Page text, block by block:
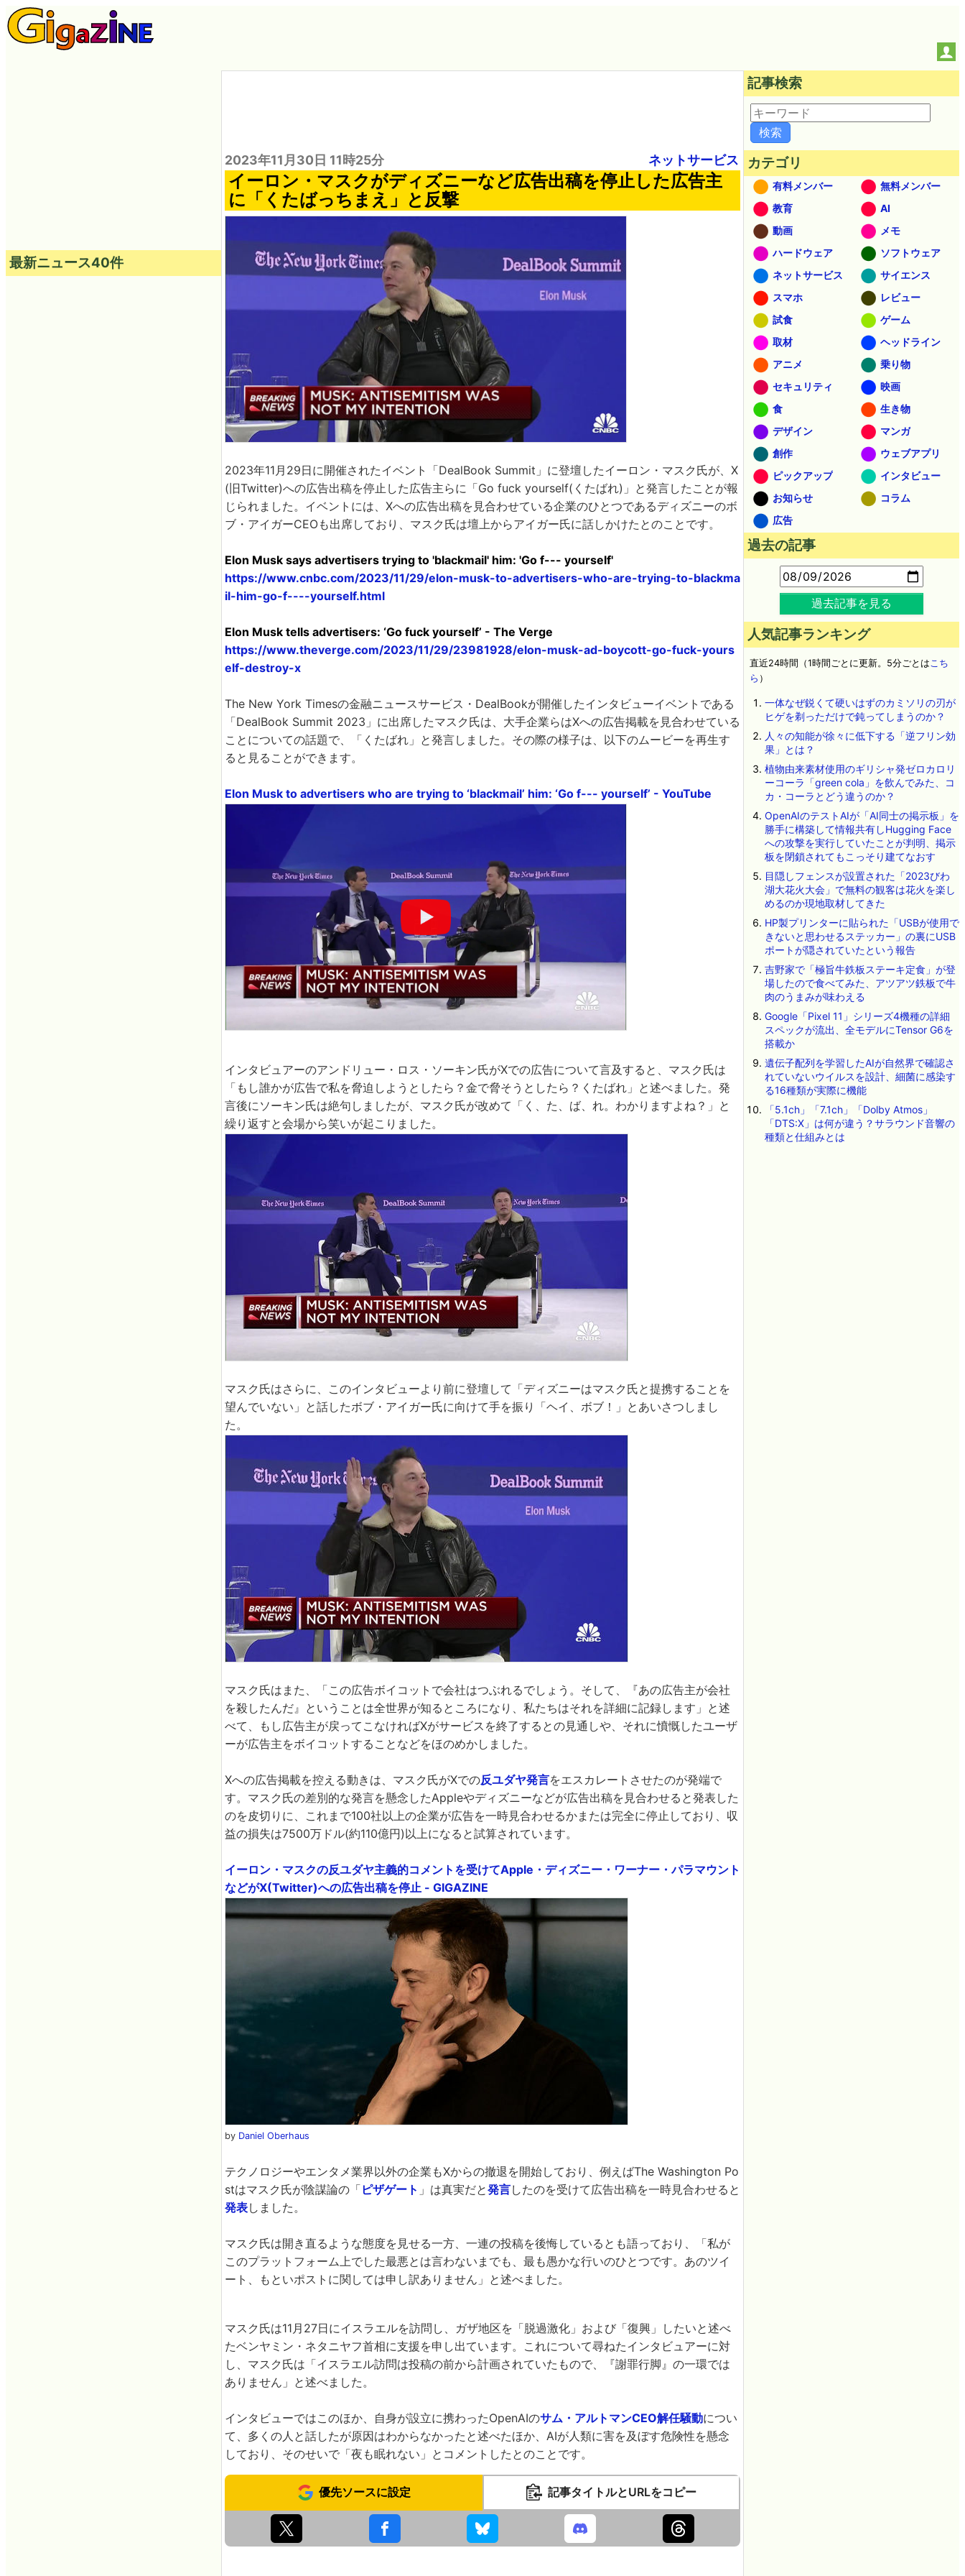
2023年11月30日 11時25分 ネットサービス
イーロン・マスクがディズニーなど広告出稿を停止した広告主
に「くたばっちまえ」と反撃
2023年11月29日に開催されたイベント「DealBook Summit」に登壇したイーロン・マスク氏が、X
(旧Twitter)への広告出稿を停止した広告主らに「Go fuck yourself(くたばれ)」と発言したことが報
じられました。イベントには、Xへの広告出稿を見合わせている企業のひとつであるディズニーのボ
ブ・アイガーCEOも出席しており、マスク氏は壇上からアイガー氏に話しかけたとのことです。
Elon Musk says advertisers trying to 'blackmail' him: 'Go f--- yourself'
https://www.cnbc.com/2023/11/29/elon-musk-to-advertisers-who-are-trying-to-blackma
il-him-go-f----yourself.html
Elon Musk tells advertisers: ‘Go fuck yourself’ - The Verge
https://www.theverge.com/2023/11/29/23981928/elon-musk-ad-boycott-go-fuck-yours
elf-destroy-x
The New York Timesの金融ニュースサービス・DealBookが開催したインタビューイベントである
「DealBook Summit 2023」に出席したマスク氏は、大手企業らはXへの広告掲載を見合わせている
ことについての話題で、「くたばれ」と発言しました。その際の様子は、以下のムービーを再生す
ると見ることができます。
Elon Musk to advertisers who are trying to ‘blackmail’ him: ‘Go f--- yourself’ - YouTube
インタビュアーのアンドリュー・ロス・ソーキン氏がXでの広告について言及すると、マスク氏は
「もし誰かが広告で私を脅迫しようとしたら？金で脅そうとしたら？くたばれ」と述べました。発
言後にソーキン氏は絶句しましたが、マスク氏が改めて「く、た、ば、れ。わかりますよね？」と
繰り返すと会場から笑いが起こりました。
マスク氏はさらに、このインタビューより前に登壇して「ディズニーはマスク氏と提携することを
望んでいない」と話したボブ・アイガー氏に向けて手を振り「ヘイ、ボブ！」とあいさつしまし
た。
マスク氏はまた、「この広告ボイコットで会社はつぶれるでしょう。そして、『あの広告主が会社
を殺したんだ』ということは全世界が知るところになり、私たちはそれを詳細に記録します」と述
べて、もし広告主が戻ってこなければXがサービスを終了するとの見通しや、それに憤慨したユーザ
ーが広告主をボイコットすることなどをほのめかしました。
Xへの広告掲載を控える動きは、マスク氏がXでの反ユダヤ発言をエスカレートさせたのが発端で
す。マスク氏の差別的な発言を懸念したAppleやディズニーなどが広告出稿を見合わせると発表した
のを皮切りに、これまで100社以上の企業が広告を一時見合わせるかまたは完全に停止しており、収
益の損失は7500万ドル(約110億円)以上になると試算されています。
イーロン・マスクの反ユダヤ主義的コメントを受けてApple・ディズニー・ワーナー・パラマウント
などがX(Twitter)への広告出稿を停止 - GIGAZINE
by Daniel Oberhaus
テクノロジーやエンタメ業界以外の企業もXからの撤退を開始しており、例えばThe Washington Po
stはマスク氏が陰謀論の「 ピザゲート 」は真実だと発言したのを受けて広告出稿を一時見合わせると
発表しました。
マスク氏は開き直るような態度を見せる一方、一連の投稿を後悔しているとも語っており、「私が
このプラットフォーム上でした最悪とは言わないまでも、最も愚かな行いのひとつです。あのツイ
ート、もといポストに関しては申し訳ありません」と述べました。
マスク氏は11月27日にイスラエルを訪問し、ガザ地区を「脱過激化」および「復興」したいと述べ
たベンヤミン・ネタニヤフ首相に支援を申し出ています。これについて尋ねたインタビュアーに対
し、マスク氏は「イスラエル訪問は投稿の前から計画されていたもので、『謝罪行脚』の一環では
ありません」と述べました。
インタビューではこのほか、自身が設立に携わったOpenAIのサム・アルトマンCEO解任騒動につい
て、多くの人と話したが原因はわからなかったと述べたほか、AIが人類に害を及ぼす危険性を懸念
しており、そのせいで「夜も眠れない」とコメントしたとのことです。
優先ソースに設定 記事タイトルとURLをコピー
最新ニュース40件
記事検索
カテゴリ
有料メンバー
無料メンバー
教育
AI
動画
メモ
ハードウェア
ソフトウェア
ネットサービス
サイエンス
スマホ
レビュー
試食
ゲーム
取材
ヘッドライン
アニメ
乗り物
セキュリティ
映画
食
生き物
デザイン
マンガ
創作
ウェブアプリ
ピックアップ
インタビュー
お知らせ
コラム
広告
過去の記事
過去記事を見る
人気記事ランキング
直近24時間（1時間ごとに更新。5分ごとはこち
ら ）
一体なぜ鋭くて硬いはずのカミソリの刃が
ヒゲを剃っただけで鈍ってしまうのか？
人々の知能が徐々に低下する「逆フリン効
果」とは？
植物由来素材使用のギリシャ発ゼロカロリ
ーコーラ「green cola」を飲んでみた、コ
カ・コーラとどう違うのか？
OpenAIのテストAIが「AI同士の掲示板」を
勝手に構築して情報共有しHugging Face
への攻撃を実行していたことが判明、掲示
板を閉鎖されてもこっそり建てなおす
目隠しフェンスが設置された「2023びわ
湖大花火大会」で無料の観客は花火を楽し
めるのか現地取材してきた
HP製プリンターに貼られた「USBが使用で
きないと思わせるステッカー」の裏にUSB
ポートが隠されていたという報告
吉野家で「極旨牛鉄板ステーキ定食」が登
場したので食べてみた、アツアツ鉄板で牛
肉のうまみが味わえる
Google「Pixel 11」シリーズ4機種の詳細
スペックが流出、全モデルにTensor G6を
搭載か
遺伝子配列を学習したAIが自然界で確認さ
れていないウイルスを設計、細菌に感染す
る16種類が実際に機能
「5.1ch」「7.1ch」「Dolby Atmos」
「DTS:X」は何が違う？サラウンド音響の
種類と仕組みとは